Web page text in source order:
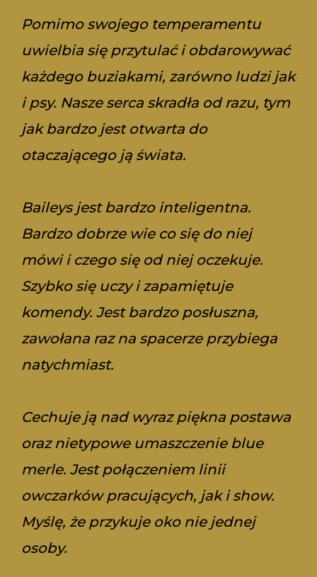
Pomimo swojego temperamentu
uwielbia się przytulać i obdarowywać
każdego buziakami, zarówno ludzi jak
i psy. Nasze serca skradła od razu, tym
jak bardzo jest otwarta do
otaczającego ją świata.
Baileys jest bardzo inteligentna.
Bardzo dobrze wie co się do niej
mówi i czego się od niej oczekuje.
Szybko się uczy i zapamiętuje
komendy. Jest bardzo posłuszna,
zawołana raz na spacerze przybiega
natychmiast.
Cechuje ją nad wyraz piękna postawa
oraz nietypowe umaszczenie blue
merle. Jest połączeniem linii
owczarków pracujących, jak i show.
Myślę, że przykuje oko nie jednej
osoby.